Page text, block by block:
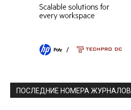
ПОСЛЕДНИЕ НОМЕРА ЖУРНАЛОВ